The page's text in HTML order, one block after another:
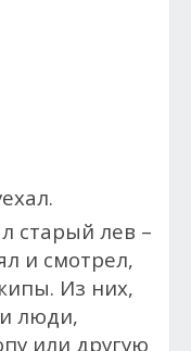
старый лев –
и смотрел,
Из них,
люди,
или другую